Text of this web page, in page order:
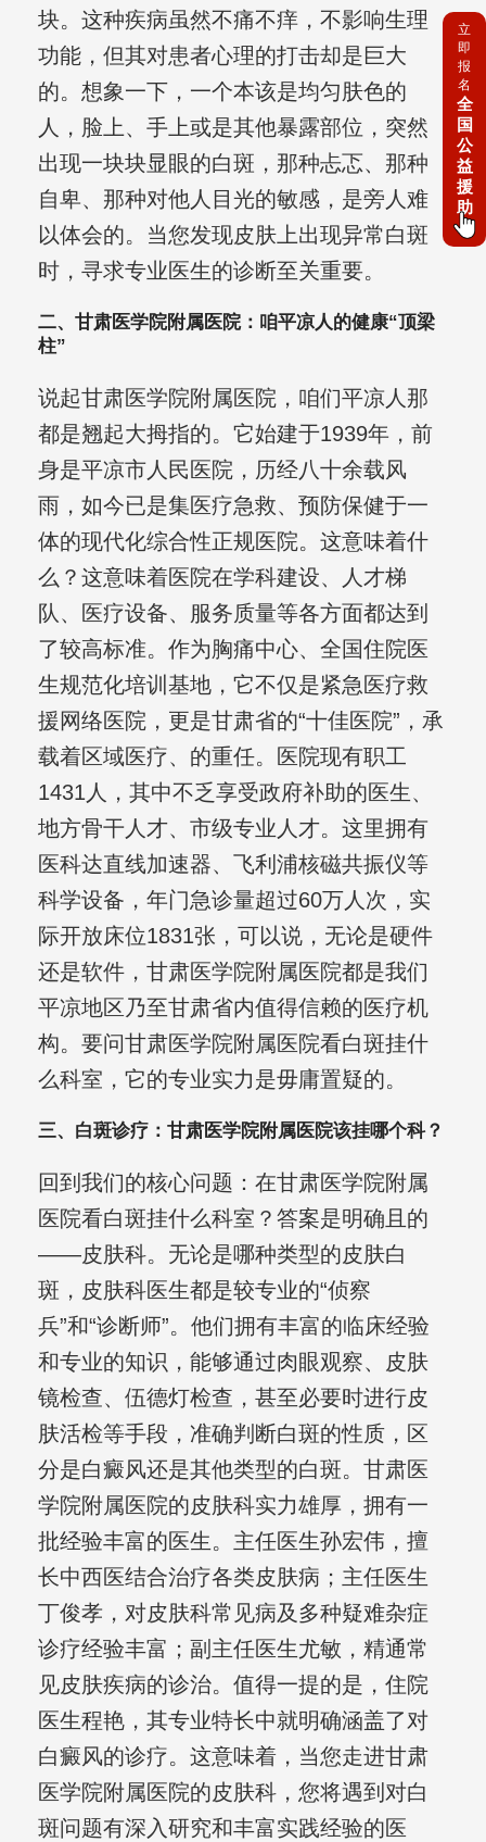
块。这种疾病虽然不痛不痒，不影响生理
功能，但其对患者心理的打击却是巨大
的。想象一下，一个本该是均匀肤色的
人，脸上、手上或是其他暴露部位，突然
出现一块块显眼的白斑，那种忐忑、那种
自卑、那种对他人目光的敏感，是旁人难
以体会的。当您发现皮肤上出现异常白斑
时，寻求专业医生的诊断至关重要。
二、甘肃医学院附属医院：咱平凉人的健康“顶梁
柱”
说起甘肃医学院附属医院，咱们平凉人那
都是翘起大拇指的。它始建于1939年，前
身是平凉市人民医院，历经八十余载风
雨，如今已是集医疗急救、预防保健于一
体的现代化综合性正规医院。这意味着什
么？这意味着医院在学科建设、人才梯
队、医疗设备、服务质量等各方面都达到
了较高标准。作为胸痛中心、全国住院医
生规范化培训基地，它不仅是紧急医疗救
援网络医院，更是甘肃省的“十佳医院”，承
载着区域医疗、的重任。医院现有职工
1431人，其中不乏享受政府补助的医生、
地方骨干人才、市级专业人才。这里拥有
医科达直线加速器、飞利浦核磁共振仪等
科学设备，年门急诊量超过60万人次，实
际开放床位1831张，可以说，无论是硬件
还是软件，甘肃医学院附属医院都是我们
平凉地区乃至甘肃省内值得信赖的医疗机
构。要问甘肃医学院附属医院看白斑挂什
么科室，它的专业实力是毋庸置疑的。
三、白斑诊疗：甘肃医学院附属医院该挂哪个科？
回到我们的核心问题：在甘肃医学院附属
医院看白斑挂什么科室？答案是明确且的
——皮肤科。无论是哪种类型的皮肤白
斑，皮肤科医生都是较专业的“侦察
兵”和“诊断师”。他们拥有丰富的临床经验
和专业的知识，能够通过肉眼观察、皮肤
镜检查、伍德灯检查，甚至必要时进行皮
肤活检等手段，准确判断白斑的性质，区
分是白癜风还是其他类型的白斑。甘肃医
学院附属医院的皮肤科实力雄厚，拥有一
批经验丰富的医生。主任医生孙宏伟，擅
长中西医结合治疗各类皮肤病；主任医生
丁俊孝，对皮肤科常见病及多种疑难杂症
诊疗经验丰富；副主任医生尤敏，精通常
见皮肤疾病的诊治。值得一提的是，住院
医生程艳，其专业特长中就明确涵盖了对
白癜风的诊疗。这意味着，当您走进甘肃
医学院附属医院的皮肤科，您将遇到对白
斑问题有深入研究和丰富实践经验的医
立
即
报
名
全
国
公
益
援
助